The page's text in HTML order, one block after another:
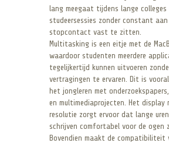
lang meegaat tijdens lange colleges
studeersessies zonder constant aan
stopcontact vast te zitten.
Multitasking is een eitje met de
waardoor studenten meerdere
tegelijkertijd kunnen uitvoeren
vertragingen te ervaren. Dit is
het jongleren met
en multimediaprojecten. Het display
resolutie zorgt ervoor dat lange
schrijven comfortabel voor de ogen
Bovendien maakt de compatibiliteit